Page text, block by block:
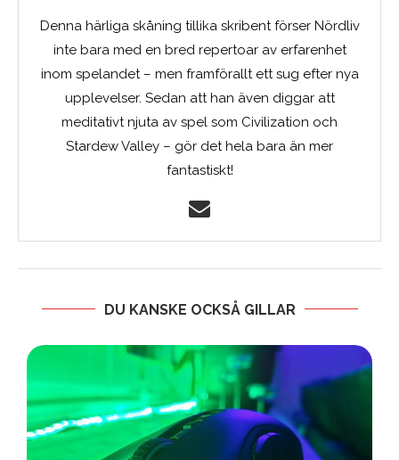
Denna härliga skåning tillika skribent förser Nördliv
inte bara med en bred repertoar av erfarenhet
inom spelandet – men framförallt ett sug efter nya
upplevelser. Sedan att han även diggar att
meditativt njuta av spel som Civilization och
Stardew Valley – gör det hela bara än mer
fantastiskt!
DU KANSKE OCKSÅ GILLAR